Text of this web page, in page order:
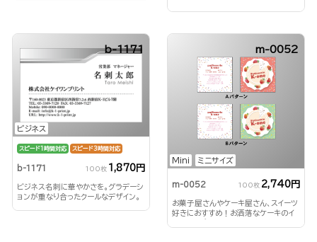
ビジネス
b-1171
スピード1時間対応 スピード3時間対応
b-1171 100枚 1,870円
ビジネス名刺に華やかさを。グラデーシ
ョンが重なり合ったクールなデザイン。
Mini ミニサイズ
m-0052
m-0052 100枚 2,740円
お菓子屋さんやケーキ屋さん、スイーツ
好きにおすすめ！お洒落なケーキのイ